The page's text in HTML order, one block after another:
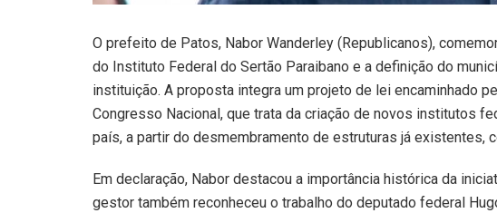
O prefeito de Patos, Nabor Wanderley (Republicanos),
do Instituto Federal do Sertão Paraibano e a definição do
instituição. A proposta integra um projeto de lei encaminhado
Congresso Nacional, que trata da criação de novos institutos
país, a partir do desmembramento de estruturas já existentes,
Em declaração, Nabor destacou a importância histórica da
gestor também reconheceu o trabalho do deputado federal